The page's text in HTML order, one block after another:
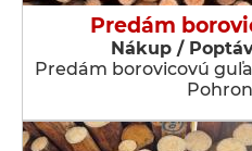
Predám
Nákup /
Predám borovicovú